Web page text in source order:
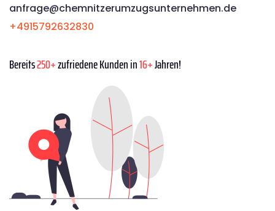
anfrage@chemnitzerumzugsunternehmen.de
+4915792632830
Bereits250+zufriedene Kunden in16+Jahren!